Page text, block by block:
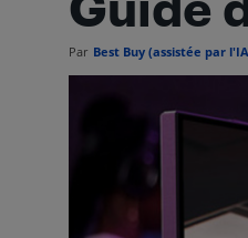
Par Best Buy (assistée par